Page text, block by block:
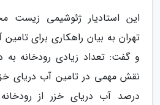
این استادیار ژئوشیمی زیست
تهران به بیان راهکاری برای
و گفت: تعداد زیادی رودخانه به
درصد آب دریای خزر از